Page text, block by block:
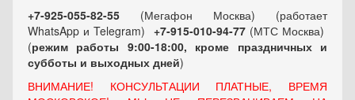
+7-925-055-82-55 (Мегафон Москва) (работает
WhatsApp и Telegram) +7-915-010-94-77 (МТС Москва)
(режим работы 9:00-18:00, кроме праздничных и
субботы и выходных дней)
ВНИМАНИЕ! КОНСУЛЬТАЦИИ ПЛАТНЫЕ, ВРЕМЯ